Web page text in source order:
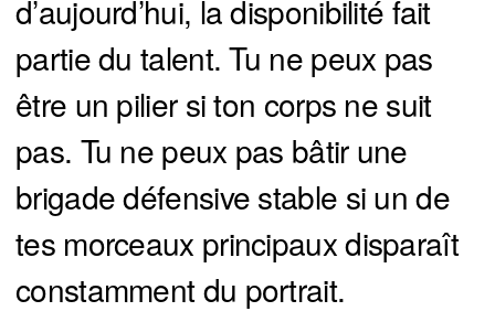
d’aujourd’hui, la disponibilité fait
partie du talent. Tu ne peux pas
être un pilier si ton corps ne suit
pas. Tu ne peux pas bâtir une
brigade défensive stable si un de
tes morceaux principaux disparaît
constamment du portrait.